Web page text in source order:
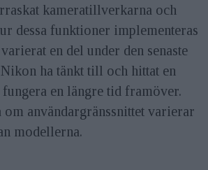
kameratillverkarna och
dessa funktioner implementeras
en del under den senaste
ha tänkt till och hittat en
en längre tid framöver.
användargränssnittet varierar
modellerna.